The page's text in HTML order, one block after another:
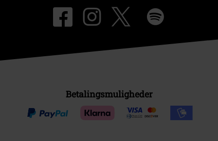
Betalingsmuligheder